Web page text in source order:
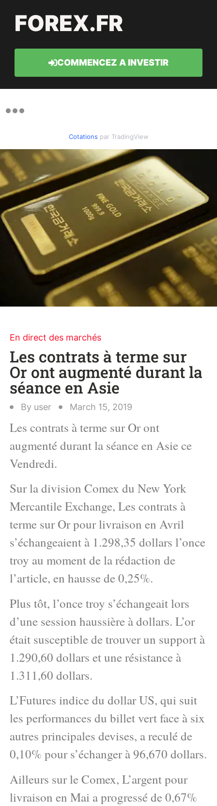
FOREX.FR
COMMENCEZ A INVESTIR
Cotations par TradingView
En direct des marchés
Les contrats à terme sur
Or ont augmenté durant la
séance en Asie
By user March 15, 2019
Les contrats à terme sur Or ont
augmenté durant la séance en Asie ce
Vendredi.
Sur la division Comex du New York
Mercantile Exchange, Les contrats à
terme sur Or pour livraison en Avril
s’échangeaient à 1.298,35 dollars l’once
troy au moment de la rédaction de
l’article, en hausse de 0,25%.
Plus tôt, l’once troy s’échangeait lors
d’une session haussière à dollars. L’or
était susceptible de trouver un support à
1.290,60 dollars et une résistance à
1.311,60 dollars.
L’Futures indice du dollar US, qui suit
les performances du billet vert face à six
autres principales devises, a reculé de
0,10% pour s’échanger à 96,670 dollars.
Ailleurs sur le Comex, L’argent pour
livraison en Mai a progressé de 0,67%